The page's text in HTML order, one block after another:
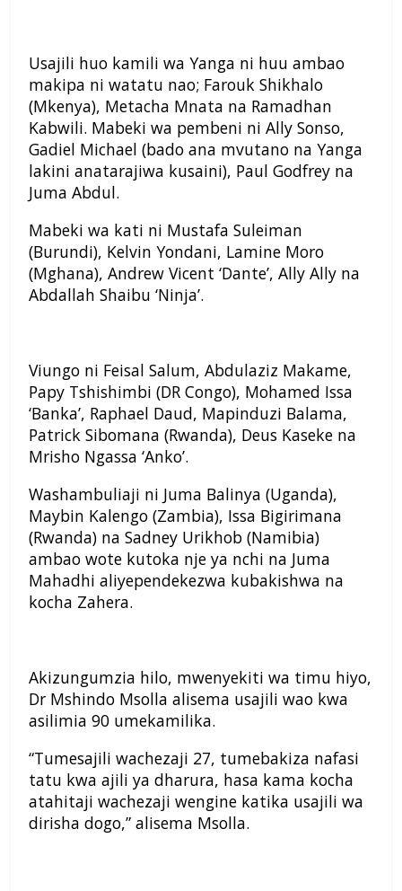
Usajili huo kamili wa Yanga ni huu ambao
makipa ni watatu nao; Farouk Shikhalo
(Mkenya), Metacha Mnata na Ramadhan
Kabwili. Mabeki wa pembeni ni Ally Sonso,
Gadiel Michael (bado ana mvutano na Yanga
lakini anatarajiwa kusaini), Paul Godfrey na
Juma Abdul.
Mabeki wa kati ni Mustafa Suleiman
(Burundi), Kelvin Yondani, Lamine Moro
(Mghana), Andrew Vicent ‘Dante’, Ally Ally na
Abdallah Shaibu ‘Ninja’.
Viungo ni Feisal Salum, Abdulaziz Makame,
Papy Tshishimbi (DR Congo), Mohamed Issa
‘Banka’, Raphael Daud, Mapinduzi Balama,
Patrick Sibomana (Rwanda), Deus Kaseke na
Mrisho Ngassa ‘Anko’.
Washambuliaji ni Juma Balinya (Uganda),
Maybin Kalengo (Zambia), Issa Bigirimana
(Rwanda) na Sadney Urikhob (Namibia)
ambao wote kutoka nje ya nchi na Juma
Mahadhi aliyependekezwa kubakishwa na
kocha Zahera.
Akizungumzia hilo, mwenyekiti wa timu hiyo,
Dr Mshindo Msolla alisema usajili wao kwa
asilimia 90 umekamilika.
“Tumesajili wachezaji 27, tumebakiza nafasi
tatu kwa ajili ya dharura, hasa kama kocha
atahitaji wachezaji wengine katika usajili wa
dirisha dogo,” alisema Msolla.